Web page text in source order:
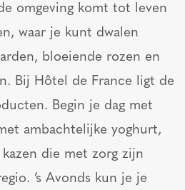
omgeving komt tot leven
waar je kunt dwalen
bloeiende rozen en
Bij Hôtel de France ligt de
Begin je dag met
ambachtelijke yoghurt,
die met zorg zijn
’s Avonds kun je je